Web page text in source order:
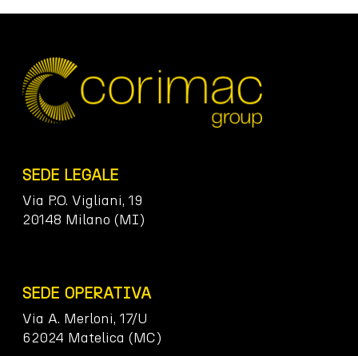
SEDE LEGALE
Via P.O. Vigliani, 19
20148 Milano (MI)
SEDE OPERATIVA
Via A. Merloni, 17/U
62024 Matelica (MC)